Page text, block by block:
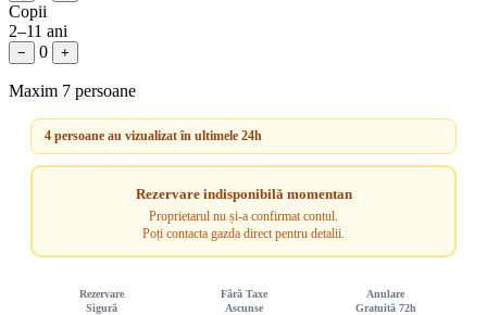
Copii
2–11 ani
− 0 +
Maxim 7 persoane
4 persoane au vizualizat în ultimele 24h
Rezervare indisponibilă momentan
Proprietarul nu și-a confirmat contul.
Poți contacta gazda direct pentru detalii.
Rezervare
Sigură
Fără Taxe
Ascunse
Anulare
Gratuită 72h